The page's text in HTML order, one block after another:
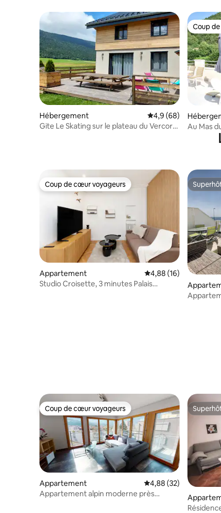
Hébergement Évaluation moyenne
4,9 (68)
Gite Le Skating sur le plateau du Vercors
Coup
Coup
Au Mas
Coup de cœur voyageurs
Coup de cœur voyageurs
Appartement Évaluation moyenne
4,88 (16)
Studio Croisette, 3 minutes Palais
Coup de cœur voyageurs
Coup de cœur voyageurs
Appartement Évaluation moyenne
4,88 (32)
Appartement alpin moderne près